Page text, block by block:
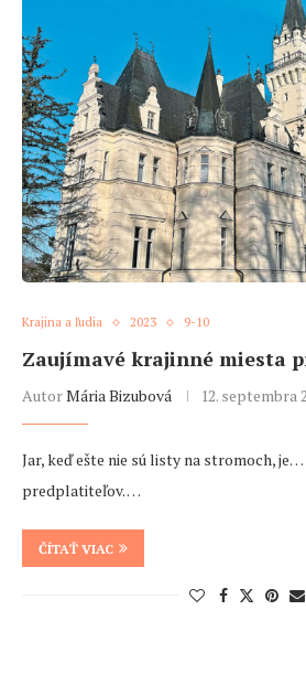
Krajina a ľudia 2023 9-10
Zaujímavé krajinné miesta
AutorMária Bizubová 12. septembra
Jar, keď ešte nie sú listy na stromoch,
predplatiteľov. …
ČÍTAŤ VIAC